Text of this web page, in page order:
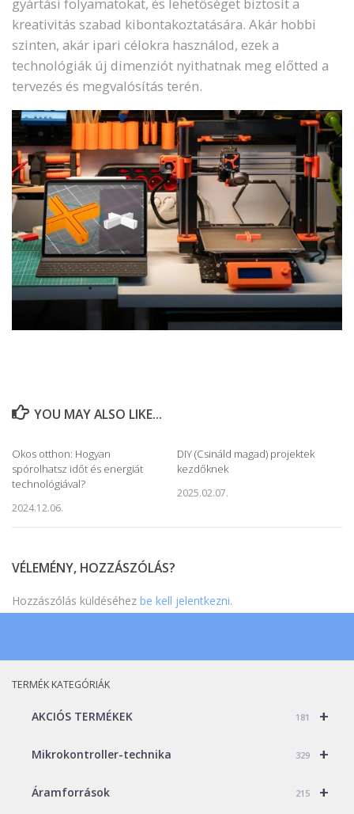
kreativitás szabad kibontakoztatására. Akár hobbi
szinten, akár ipari célokra használod, ezek a
technológiák új dimenziót nyithatnak meg előtted a
tervezés és megvalósítás terén.
YOU MAY ALSO LIKE...
Okos otthon: Hogyan
spórolhatsz időt és energiát
technológiával?
2024.12.06.
DIY (Csináld magad) projektek
kezdőknek
2025.02.07.
VÉLEMÉNY, HOZZÁSZÓLÁS?
Hozzászólás küldéséhez be kell jelentkezni.
TERMÉK KATEGÓRIÁK
+
AKCIÓS TERMÉKEK 181
+
Mikrokontroller-technika 329
+
Áramforrások 215